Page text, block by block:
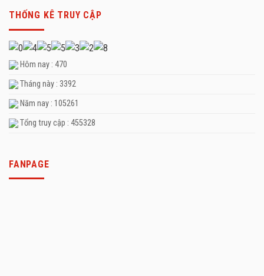
THỐNG KÊ TRUY CẬP
Hôm nay : 470
Tháng này : 3392
Năm nay : 105261
Tổng truy cập : 455328
FANPAGE